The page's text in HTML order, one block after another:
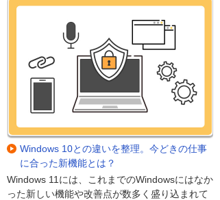
Windows 10との違いを整理。今どきの仕事
に合った新機能とは？
Windows 11には、これまでのWindowsにはなか
った新しい機能や改善点が数多く盛り込まれて